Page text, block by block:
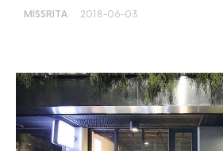
MISSRITA 2018-06-03